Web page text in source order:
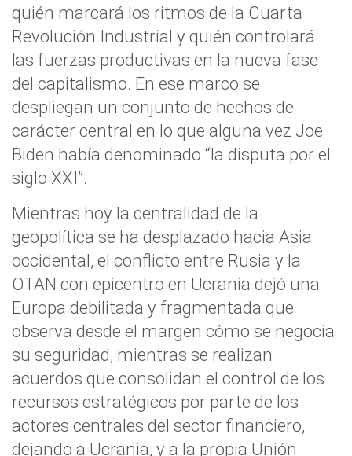
quién marcará los ritmos de la Cuarta
Revolución Industrial y quién controlará
las fuerzas productivas en la nueva fase
del capitalismo. En ese marco se
despliegan un conjunto de hechos de
carácter central en lo que alguna vez Joe
Biden había denominado “la disputa por el
siglo XXI”.
Mientras hoy la centralidad de la
geopolítica se ha desplazado hacia Asia
occidental, el conflicto entre Rusia y la
OTAN con epicentro en Ucrania dejó una
Europa debilitada y fragmentada que
observa desde el margen cómo se negocia
su seguridad, mientras se realizan
acuerdos que consolidan el control de los
recursos estratégicos por parte de los
actores centrales del sector financiero,
dejando a Ucrania, y a la propia Unión